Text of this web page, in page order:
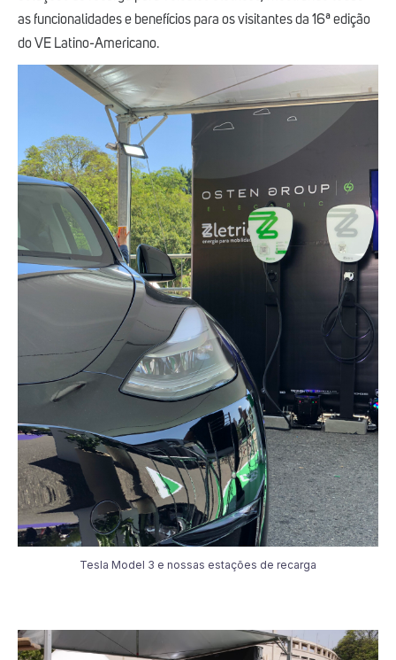
as funcionalidades e benefícios para os visitantes da 16ª edição
do VE Latino-Americano.
Tesla Model 3 e nossas estações de recarga